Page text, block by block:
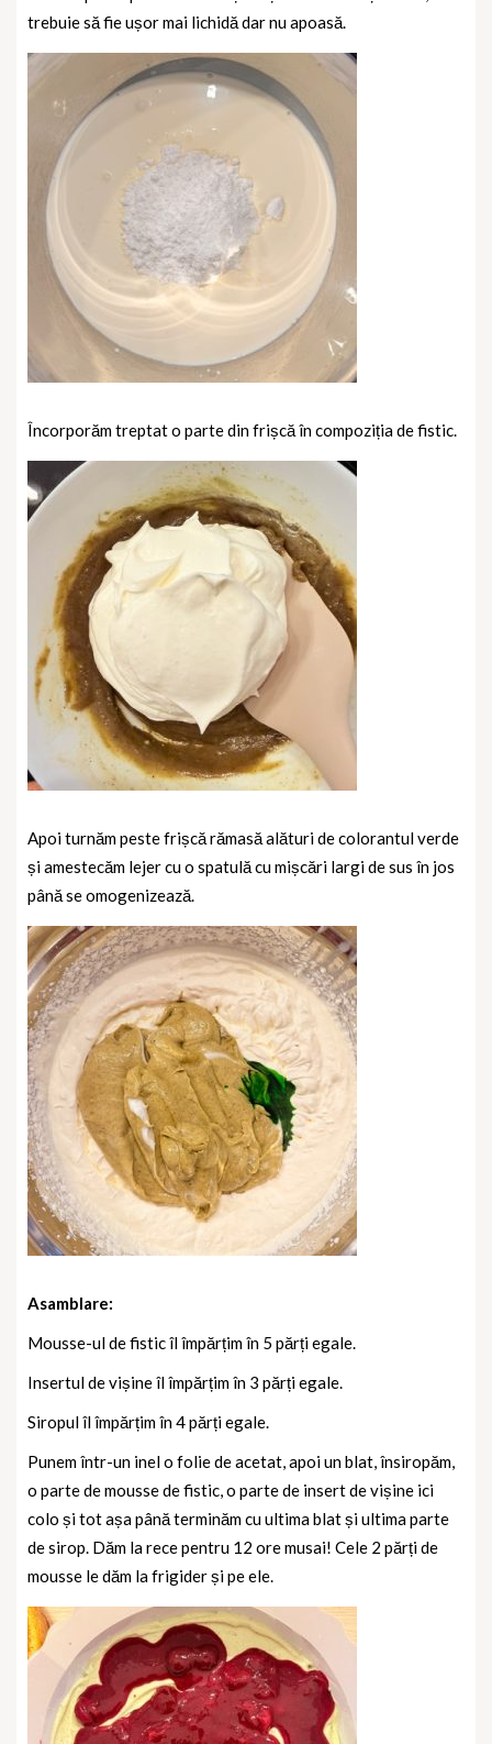
trebuie să fie ușor mai lichidă dar nu apoasă.
Încorporăm treptat o parte din frișcă în compoziția de fistic.
Apoi turnăm peste frișcă rămasă alături de colorantul verde
și amestecăm lejer cu o spatulă cu mișcări largi de sus în jos
până se omogenizează.
Asamblare:
Mousse-ul de fistic îl împărțim în 5 părți egale.
Insertul de vișine îl împărțim în 3 părți egale.
Siropul îl împărțim în 4 părți egale.
Punem într-un inel o folie de acetat, apoi un blat, însiropăm,
o parte de mousse de fistic, o parte de insert de vișine ici
colo și tot așa până terminăm cu ultima blat și ultima parte
de sirop. Dăm la rece pentru 12 ore musai! Cele 2 părți de
mousse le dăm la frigider și pe ele.